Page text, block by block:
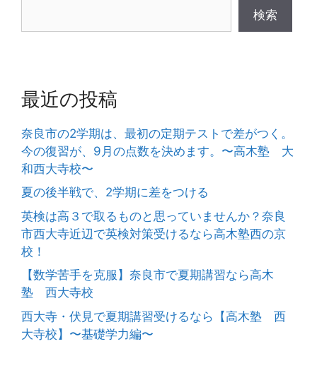
検索
最近の投稿
奈良市の2学期は、最初の定期テストで差がつく。
今の復習が、9月の点数を決めます。〜高木塾 大
和西大寺校〜
夏の後半戦で、2学期に差をつける
英検は高３で取るものと思っていませんか？奈良
市西大寺近辺で英検対策受けるなら高木塾西の京
校！
【数学苦手を克服】奈良市で夏期講習なら高木
塾 西大寺校
西大寺・伏見で夏期講習受けるなら【高木塾 西
大寺校】〜基礎学力編〜